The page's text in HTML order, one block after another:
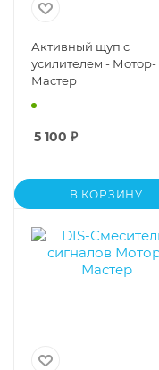
Активный щуп с
усилителем - Мотор-
Мастер
5 100 ₽
В КОРЗИНУ